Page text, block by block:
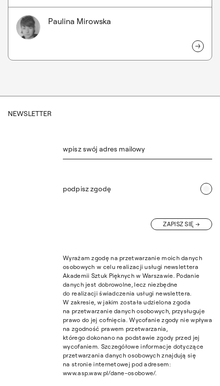
Paulina Mirowska
NEWSLETTER
wpisz swój adres mailowy
podpisz zgodę
ZAPISZ SIĘ
Wyrażam zgodę na przetwarzanie moich danych
osobowych w celu realizacji usługi newslettera
Akademii Sztuk Pięknych w Warszawie. Podanie
danych jest dobrowolne, lecz niezbędne
do realizacji świadczenia usługi newslettera.
W zakresie, w jakim została udzielona zgoda
na przetwarzanie danych osobowych, przysługuje
prawo do jej cofnięcia. Wycofanie zgody nie wpływa
na zgodność prawem przetwarzania,
którego dokonano na podstawie zgody przed jej
wycofaniem. Szczegółowe informacje dotyczące
przetwarzania danych osobowych znajdują się
na stronie internetowej pod adresem:
www.asp.waw.pl/dane-osobowe/.